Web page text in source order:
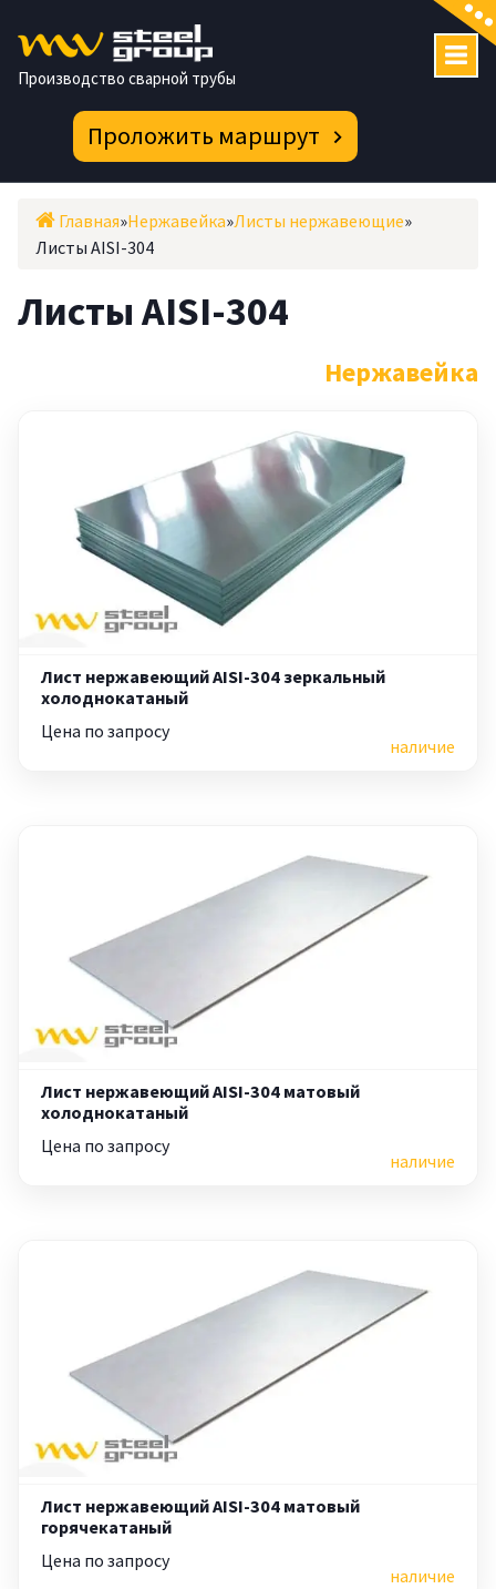
Производство сварной трубы
Проложить маршрут
Главная»Нержавейка»Листы нержавеющие»
Листы AISI-304
Листы AISI-304
Нержавейка
Лист нержавеющий AISI-304 зеркальный
холоднокатаный
Цена по запросу
наличие
Лист нержавеющий AISI-304 матовый
холоднокатаный
Цена по запросу
наличие
Лист нержавеющий AISI-304 матовый
горячекатаный
Цена по запросу
наличие